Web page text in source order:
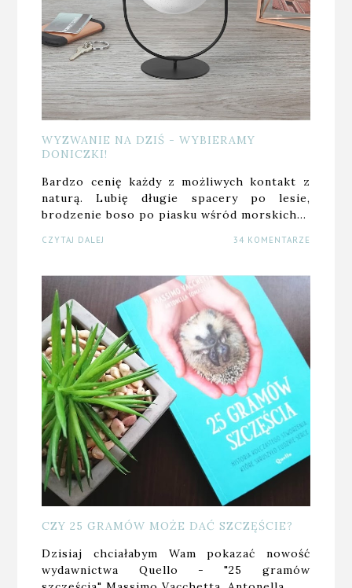
WYZWANIE NA DZIŚ - WYBIERAMY
DONICZKI!
Bardzo cenię każdy z możliwych kontakt z
naturą. Lubię długie spacery po lesie,
brodzenie boso po piasku wśród morskich…
CZYTAJ DALEJ 34 KOMENTARZE
CZY 25 GRAMÓW MOŻE DAĆ SZCZĘŚCIE?
Dzisiaj chciałabym Wam pokazać nowość
wydawnictwa Quello - "25 gramów